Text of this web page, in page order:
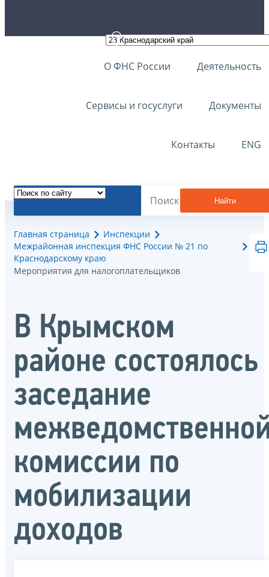
О ФНС России Деятельность
Сервисы и госуслуги Документы
Контакты ENG
Найти
Главная страница
Инспекции
Межрайонная инспекция ФНС России № 21 по
Краснодарскому краю
Мероприятия для налогоплательщиков
В Крымском
районе состоялось
заседание
комиссии по
мобилизации
доходов